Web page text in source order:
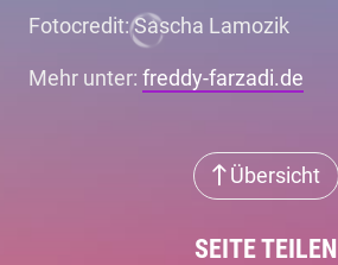
Fotocredit: Sascha Lamozik
Mehr unter: freddy-farzadi.de
Übersicht
SEITE TEILEN